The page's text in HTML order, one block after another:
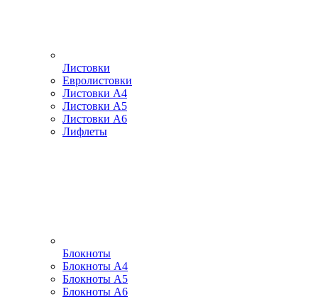
Листовки
Евролистовки
Листовки А4
Листовки А5
Листовки А6
Лифлеты
Блокноты
Блокноты А4
Блокноты А5
Блокноты А6